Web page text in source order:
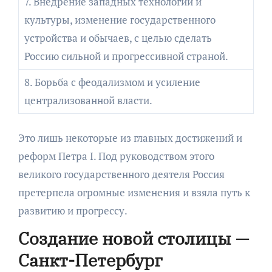
культуры, изменение государственного
устройства и обычаев, с целью сделать
Россию сильной и прогрессивной страной.
8. Борьба с феодализмом и усиление
централизованной власти.
Это лишь некоторые из главных достижений и
реформ Петра I. Под руководством этого
великого государственного деятеля Россия
претерпела огромные изменения и взяла путь к
развитию и прогрессу.
Создание новой столицы —
Санкт-Петербург